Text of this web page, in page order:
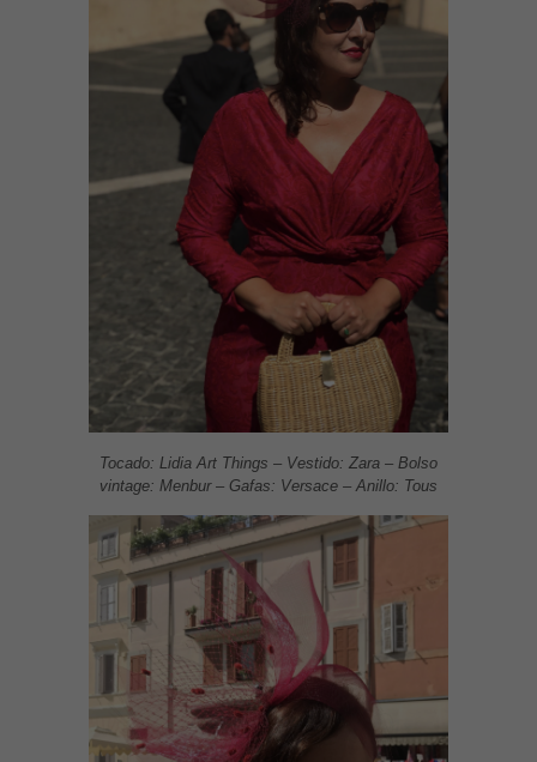
Tocado: Lidia Art Things – Vestido: Zara – Bolso
vintage: Menbur – Gafas: Versace – Anillo: Tous